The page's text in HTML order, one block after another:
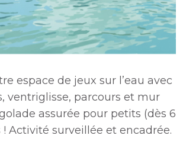
espace de jeux sur l’eau avec
ventriglisse, parcours et mur
assurée pour petits (dès 6
Activité surveillée et encadrée.